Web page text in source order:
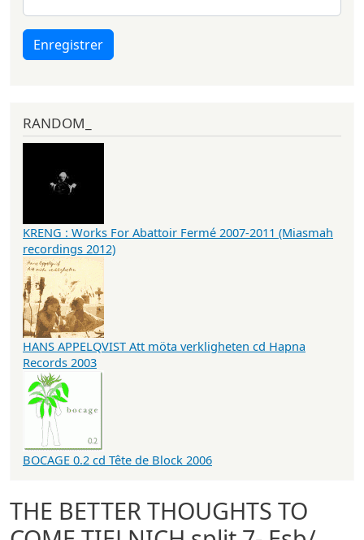
THE BETTER THOUGHTS TO
Enregistrer
RANDOM_
KRENG : Works For Abattoir Fermé 2007-2011 (Miasmah
recordings 2012)
HANS APPELQVIST Att möta verkligheten cd Hapna
Records 2003
BOCAGE 0.2 cd Tête de Block 2006